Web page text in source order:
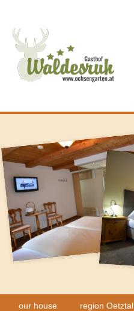
our house region Oetztal